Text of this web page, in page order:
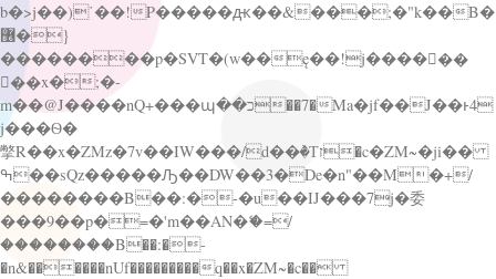
b�>j��)΄��!P�����ԫ��&���;�"k��B�
޶�}
��������p�SVT�(w��ę��!j������
��x�;�-
m��@J����nQ+���պ��כ��7�Ma�jf��J��ͱ4
j���Ѳ�
撆R��x�ZMz�7v��IW���/d��ٞ�Тז�c�ZM~�ji��
ߒ��sQz�����Ԡ��DW��3�De�n"��M�+/
��������B��:�-�u��IJ���7j�委
���9��p�=�'m��AN�ޭ�=/
��������B��:�-
�n&������nUf���������q��x�ZM~�c��